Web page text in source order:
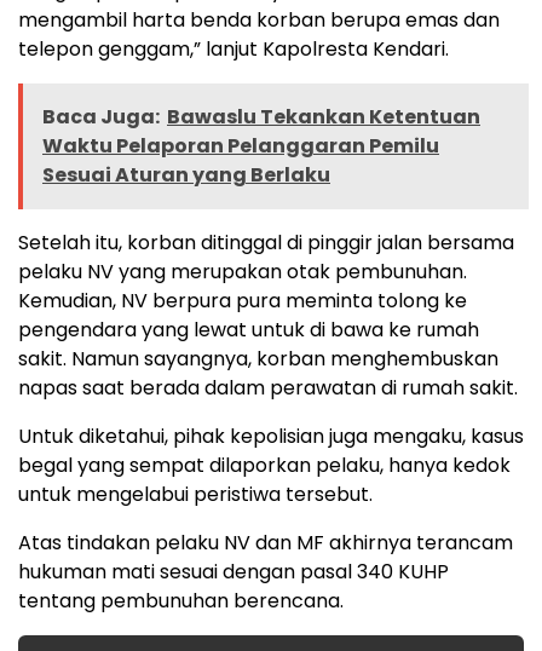
mengambil harta benda korban berupa emas dan
telepon genggam,” lanjut Kapolresta Kendari.
Baca Juga: Bawaslu Tekankan Ketentuan
Waktu Pelaporan Pelanggaran Pemilu
Sesuai Aturan yang Berlaku
Setelah itu, korban ditinggal di pinggir jalan bersama
pelaku NV yang merupakan otak pembunuhan.
Kemudian, NV berpura pura meminta tolong ke
pengendara yang lewat untuk di bawa ke rumah
sakit. Namun sayangnya, korban menghembuskan
napas saat berada dalam perawatan di rumah sakit.
Untuk diketahui, pihak kepolisian juga mengaku, kasus
begal yang sempat dilaporkan pelaku, hanya kedok
untuk mengelabui peristiwa tersebut.
Atas tindakan pelaku NV dan MF akhirnya terancam
hukuman mati sesuai dengan pasal 340 KUHP
tentang pembunuhan berencana.